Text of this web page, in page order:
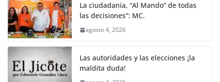
La ciudadanía, “Al Mando” de todas
las decisiones”: MC.
agosto 4, 2026
Las autoridades y las elecciones ¡la
maldita duda!